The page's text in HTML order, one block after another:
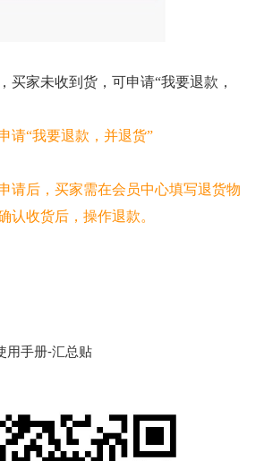
买家未收到货，可申请“我要退款，
请“我要退款，并退货”
请后，买家需在会员中心填写退货物
认收货后，操作退款。
用手册-汇总贴